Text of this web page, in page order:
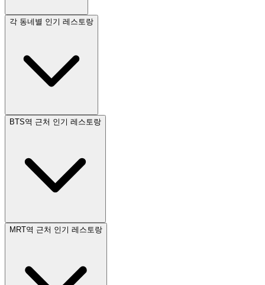
각 동네별 인기 레스토랑
BTS역 근처 인기 레스토랑
MRT역 근처 인기 레스토랑